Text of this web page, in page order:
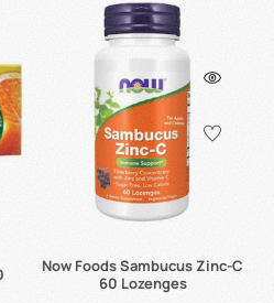
Now Foods Sambucus Zinc-C
60 Lozenges